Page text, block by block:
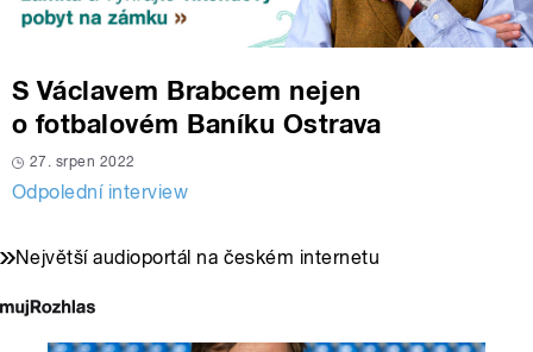
S Václavem Brabcem nejen
o fotbalovém Baníku Ostrava
27. srpen 2022
Odpolední interview
Největší audioportál na českém internetu